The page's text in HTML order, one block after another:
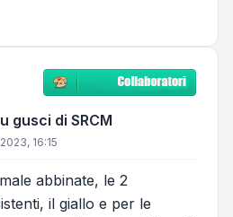
gusci di SRCM
16:15
abbinate, le 2
il giallo e per le